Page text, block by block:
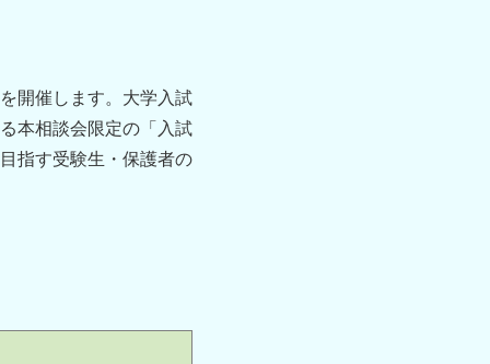
開催します。大学入試
本相談会限定の「入試
指す受験生・保護者の